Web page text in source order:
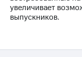
секретарь
Раскрытие
увеличивает
выпускников.